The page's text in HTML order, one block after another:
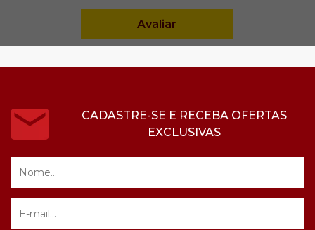
CADASTRE-SE E RECEBA OFERTAS
EXCLUSIVAS